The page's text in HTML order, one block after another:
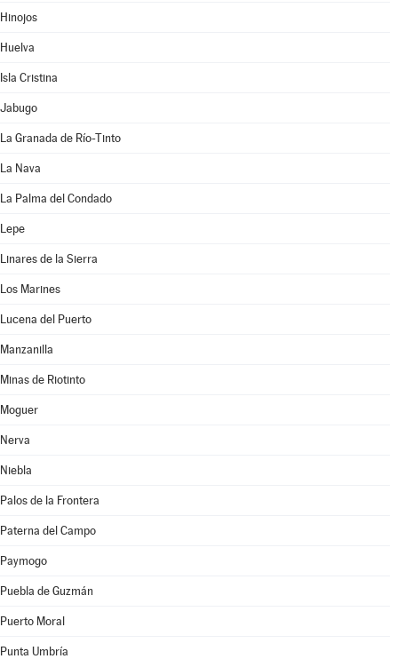
Hinojos
Huelva
Isla Cristina
Jabugo
La Granada de Río-Tinto
La Nava
La Palma del Condado
Lepe
Linares de la Sierra
Los Marines
Lucena del Puerto
Manzanilla
Minas de Riotinto
Moguer
Nerva
Niebla
Palos de la Frontera
Paterna del Campo
Paymogo
Puebla de Guzmán
Puerto Moral
Punta Umbría